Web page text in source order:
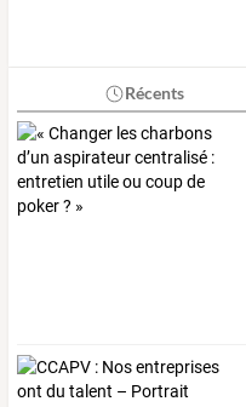
Récents